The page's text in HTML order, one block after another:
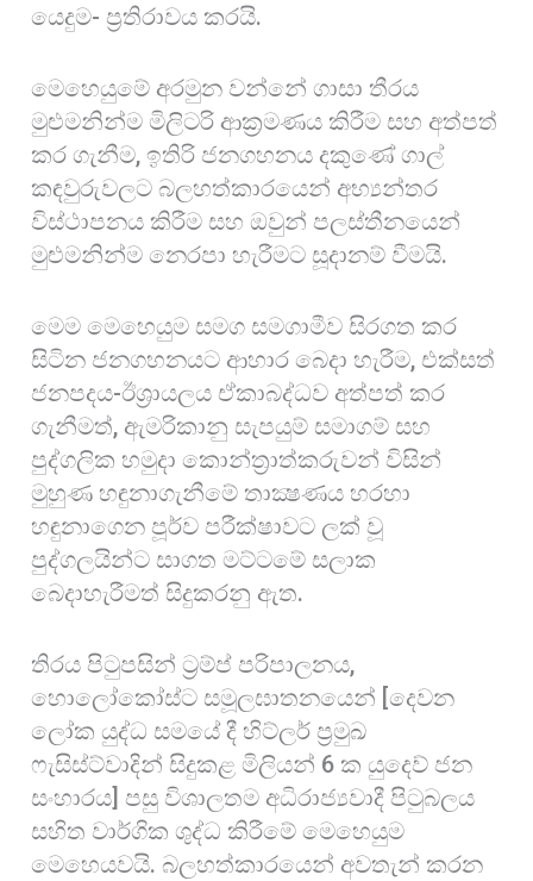
යෙදුම- ප්‍රතිරාවය කරයි.
මෙහෙයුමේ අරමුන වන්නේ ගාසා තීරය
මුළුමනින්ම මිලිටරි ආක්‍රමණය කිරීම සහ අත්පත්
කර ගැනීම, ඉතිරි ජනගහනය දකුණේ ගාල්
කඳවුරුවලට බලහත්කාරයෙන් අභ්‍යන්තර
විස්ථාපනය කිරීම සහ ඔවුන් පලස්තීනයෙන්
මුළුමනින්ම නෙරපා හැරීමට සූදානම් වීමයි.
මෙම මෙහෙයුම සමග සමගාමීව සිරගත කර
සිටින ජනගහනයට ආහාර බෙදා හැරීම, එක්සත්
ජනපදය-ඊශ්‍රායලය ඒකාබද්ධව අත්පත් කර
ගැනීමත්, ඇමරිකානු සැපයුම් සමාගම් සහ
පුද්ගලික හමුදා කොන්ත්‍රාත්කරුවන් විසින්
මුහුණ හඳුනාගැනීමේ තාක්‍ෂණය හරහා
හඳුනාගෙන පූර්ව පරීක්ෂාවට ලක් වූ
පුද්ගලයින්ට සාගත මට්ටමේ සලාක
බෙදාහැරීමත් සිදුකරනු ඇත.
තිරය ​​පිටුපසින් ට්‍රම්ප් පරිපාලනය,
හොලෝකෝස්ට සමූලඝාතනයෙන් [දෙවන
ලෝක යුද්ධ සමයේ දී හිට්ලර් ප්‍රමුඛ
ෆැසිස්ට්වාදින් සිදුකළ මිලියන් 6 ක යුදෙව් ජන
සංහාරය] පසු විශාලතම අධිරාජ්‍යවාදී පිටුබලය
සහිත වාර්ගික ශුද්ධ කිරීමේ මෙහෙයුම
මෙහෙයවයි. බලහත්කාරයෙන් අවතැන් කරන